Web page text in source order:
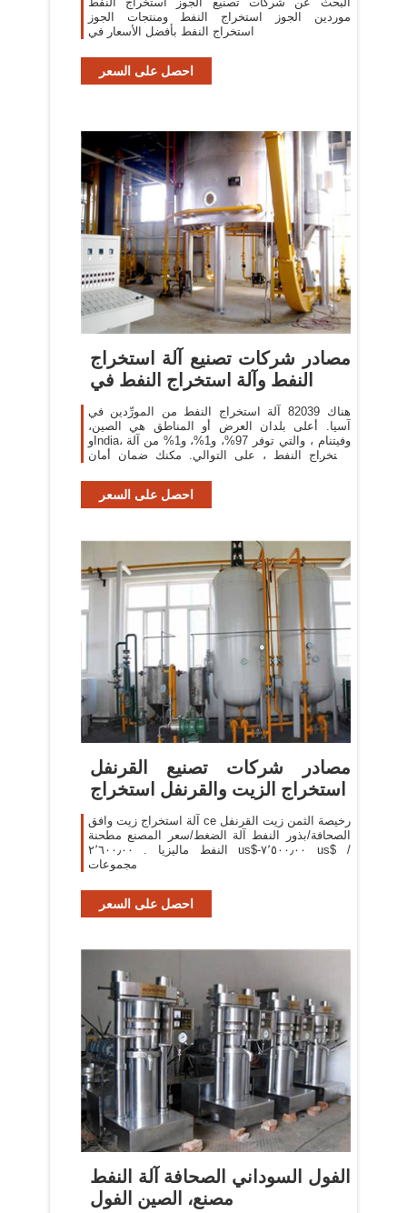
موردين الجوز استخراج النفط ومنتجات الجوز
استخراج النفط بأفضل الأسعار في
احصل على السعر
مصادر شركات تصنيع آلة استخراج
النفط وآلة استخراج النفط في
هناك 82039 آلة استخراج النفط من المورِّدين في
آسيا. أعلى بلدان العرض أو المناطق هي الصين،
وIndia، وفيتنام ، والتي توفر 97%، و1%، و1% من آلة
استخراج النفط ، على التوالي. مكنك ضمان أمان
احصل على السعر
مصادر شركات تصنيع القرنفل
استخراج الزيت والقرنفل استخراج
آلة استخراج زيت وافق ce رخيصة الثمن زيت القرنفل
الصحافة/بذور النفط آلة الضغط/سعر المصنع مطحنة
النفط ماليزيا . ٢٬٦٠٠٫٠٠ us$-٧٬٥٠٠٫٠٠ us$ /
مجموعات
احصل على السعر
الفول السوداني الصحافة آلة النفط
مصنع، الصين الفول